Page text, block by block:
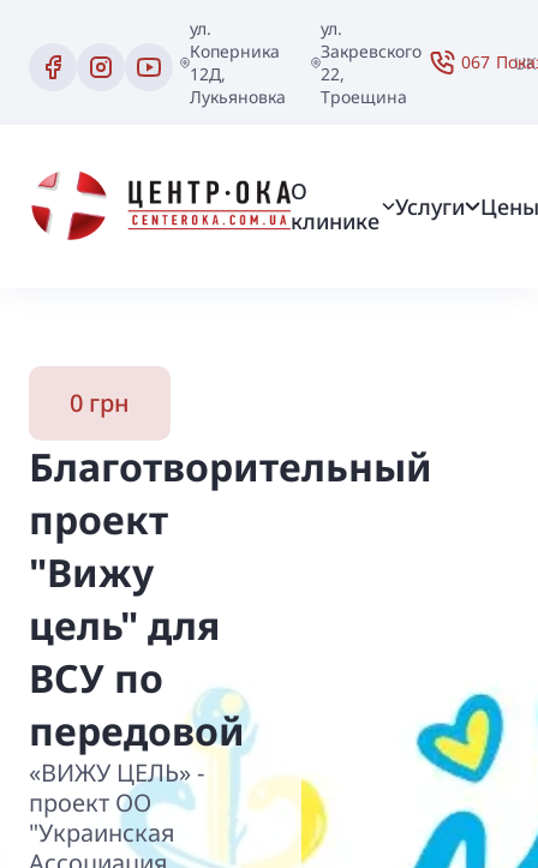
ул.
Коперника
12Д,
Лукьяновка
ул.
Закревского
22,
Троещина
067 UK
О
клинике
Услуги Цены
0 грн
Благотворительный
проект
"Вижу
цель" для
ВСУ по
передовой
«ВИЖУ ЦЕЛЬ» -
проект ОО
"Украинская